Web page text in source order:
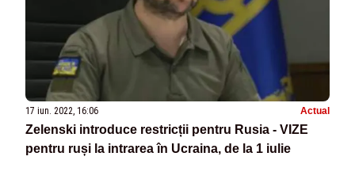
17 iun. 2022, 16:06 Actual
Zelenski introduce restricții pentru Rusia - VIZE
pentru ruși la intrarea în Ucraina, de la 1 iulie